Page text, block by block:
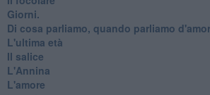
Giorni.
Di cosa parliamo, quando parliamo
L'ultima età
Il salice
L'Annina
L'amore